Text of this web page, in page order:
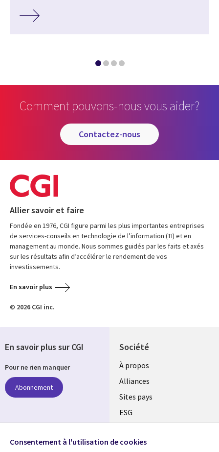
Comment pouvons-nous vous aider?
contactez-nous
Allier savoir et faire
Fondée en 1976, CGI figure parmi les plus importantes entreprises
de services-conseils en technologie de l’information (TI) et en
management au monde. Nous sommes guidés par les faits et axés
sur les résultats afin d’accélérer le rendement de vos
investissements.
En savoir plus
© 2026 CGI inc.
Société
À propos
Alliances
Sites pays
ESG
Fusions
En savoir plus sur CGI
Pour ne rien manquer
Abonnement
Suivez-nous
Consentement à l'utilisation de cookies